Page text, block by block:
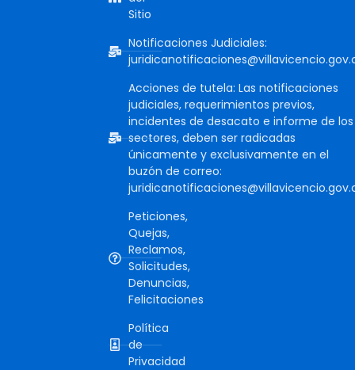
Sitio
Notificaciones Judiciales:
Acciones de tutela: Las notificaciones
judiciales, requerimientos previos,
incidentes de desacato e informe de los
sectores, deben ser radicadas
únicamente y exclusivamente en el
buzón de correo:
Peticiones,
Quejas,
Reclamos,
Solicitudes,
Denuncias,
Felicitaciones
Política
de
Privacidad